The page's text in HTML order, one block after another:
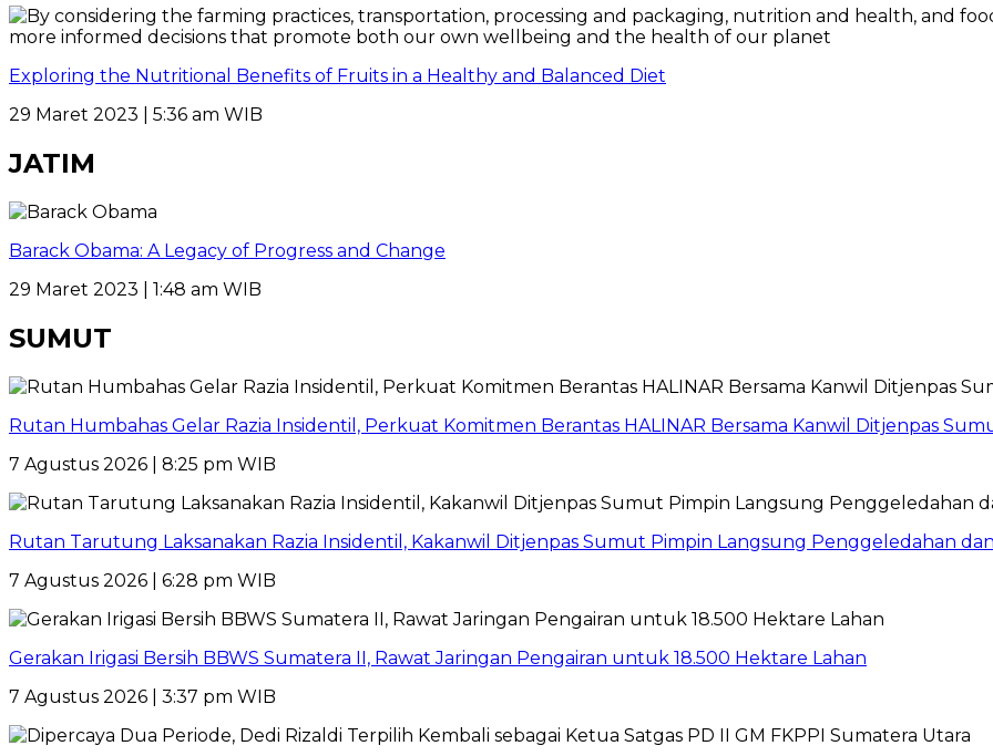
Exploring the Nutritional Benefits of Fruits in a Healthy and Balanced Diet
29 Maret 2023 | 5:36 am WIB
JATIM
Barack Obama: A Legacy of Progress and Change
29 Maret 2023 | 1:48 am WIB
SUMUT
Rutan Humbahas Gelar Razia Insidentil, Perkuat Komitmen Berantas HALINAR Bersama Kanwil Ditjenpas
7 Agustus 2026 | 8:25 pm WIB
Rutan Tarutung Laksanakan Razia Insidentil, Kakanwil Ditjenpas Sumut Pimpin Langsung Penggeledahan
7 Agustus 2026 | 6:28 pm WIB
Gerakan Irigasi Bersih BBWS Sumatera II, Rawat Jaringan Pengairan untuk 18.500 Hektare Lahan
7 Agustus 2026 | 3:37 pm WIB